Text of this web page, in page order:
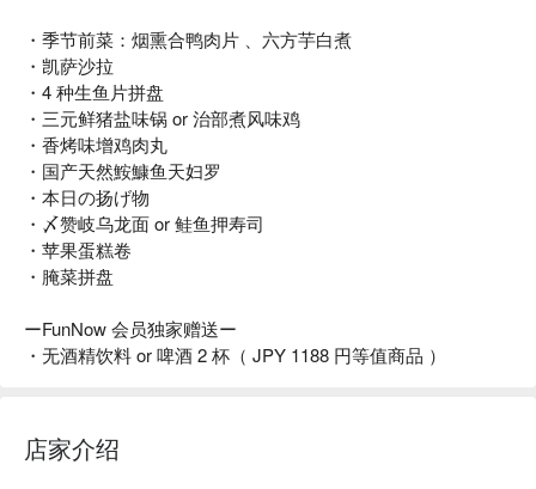
・季节前菜：烟熏合鸭肉片 、六方芋白煮
・凯萨沙拉
・4 种生鱼片拼盘
・三元鲜猪盐味锅 or 治部煮风味鸡
・香烤味增鸡肉丸
・国产天然鮟鱇鱼天妇罗
・本日の扬げ物
・〆赞岐乌龙面 or 鲑鱼押寿司
・苹果蛋糕卷
・腌菜拼盘
ーFunNow 会员独家赠送ー
・无酒精饮料 or 啤酒 2 杯（ JPY 1188 円等值商品 ）
店家介绍